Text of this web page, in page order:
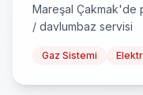
Mareşal Çakmak'de
/ davlumbaz servisi
Gaz Sistemi